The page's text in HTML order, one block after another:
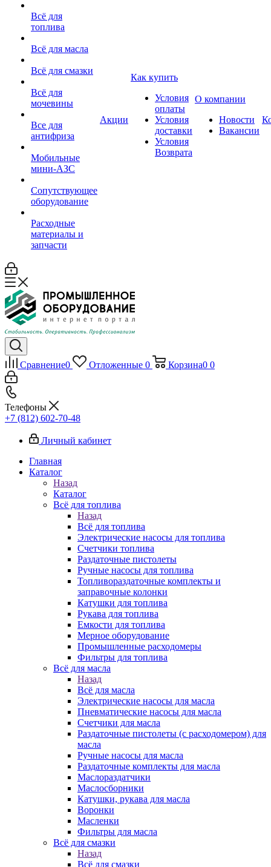
Всё для
топлива
Всё для масла
Всё для смазки
Всё для
мочевины
Все для
антифриза
Мобильные
мини-АЗС
Сопутствующее
оборудование
Расходные
материалы и
запчасти
Акции
Как купить
Условия
оплаты
Условия
доставки
Условия
Возврата
О компании
Новости
Вакансии
Сравнение0 Отложенные 0 Корзина0 0
Телефоны
+7 (812) 602-70-48
Личный кабинет
Главная
Каталог
Назад
Каталог
Всё для топлива
Назад
Всё для топлива
Электрические насосы для топлива
Счетчики топлива
Раздаточные пистолеты
Ручные насосы для топлива
Топливораздаточные комплекты и
заправочные колонки
Катушки для топлива
Рукава для топлива
Емкости для топлива
Мерное оборудование
Промышленные расходомеры
Фильтры для топлива
Всё для масла
Назад
Всё для масла
Электрические насосы для масла
Пневматические насосы для масла
Счетчики для масла
Раздаточные пистолеты (с расходомером) для
масла
Ручные насосы для масла
Раздаточные комплекты для масла
Маслораздатчики
Маслосборники
Катушки, рукава для масла
Воронки
Масленки
Фильтры для масла
Всё для смазки
Назад
Всё для смазки